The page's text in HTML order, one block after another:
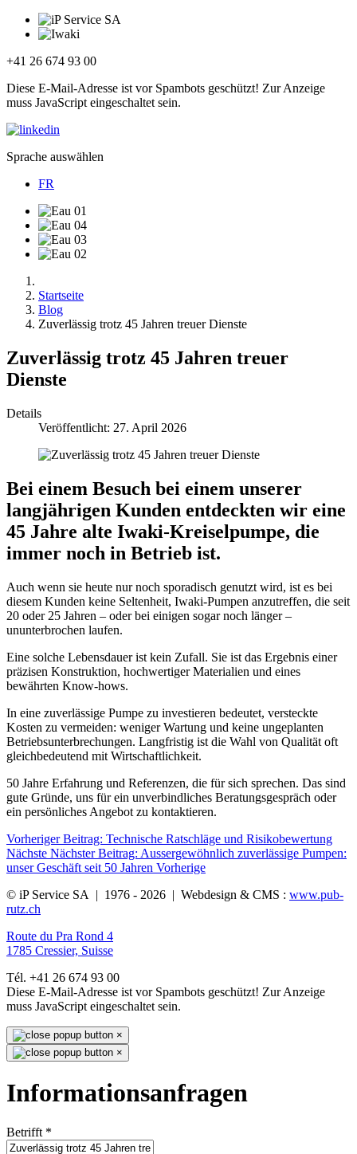
+41 26 674 93 00
Diese E-Mail-Adresse ist vor Spambots geschützt! Zur Anzeige
muss JavaScript eingeschaltet sein.
Sprache auswählen
FR
Startseite
Blog
Zuverlässig trotz 45 Jahren treuer Dienste
Zuverlässig trotz 45 Jahren treuer
Dienste
Details
Veröffentlicht: 27. April 2026
Bei einem Besuch bei einem unserer
langjährigen Kunden entdeckten wir eine
45 Jahre alte Iwaki‑Kreiselpumpe, die
immer noch in Betrieb ist.
Auch wenn sie heute nur noch sporadisch genutzt wird, ist es bei
diesem Kunden keine Seltenheit, Iwaki‑Pumpen anzutreffen, die seit
20 oder 25 Jahren – oder bei einigen sogar noch länger –
ununterbrochen laufen.
Eine solche Lebensdauer ist kein Zufall. Sie ist das Ergebnis einer
präzisen Konstruktion, hochwertiger Materialien und eines
bewährten Know‑hows.
In eine zuverlässige Pumpe zu investieren bedeutet, versteckte
Kosten zu vermeiden: weniger Wartung und keine ungeplanten
Betriebsunterbrechungen. Langfristig ist die Wahl von Qualität oft
gleichbedeutend mit Wirtschaftlichkeit.
50 Jahre Erfahrung und Referenzen, die für sich sprechen. Das sind
gute Gründe, uns für ein unverbindliches Beratungsgespräch oder
ein persönliches Angebot zu kontaktieren.
Vorheriger Beitrag: Technische Ratschläge und Risikobewertung
Nächste Nächster Beitrag: Aussergewöhnlich zuverlässige Pumpen:
unser Geschäft seit 50 Jahren Vorherige
© iP Service SA | 1976 - 2026 | Webdesign & CMS : www.pub-
rutz.ch
Route du Pra Rond 4
1785 Cressier, Suisse
Tél. +41 26 674 93 00
Diese E-Mail-Adresse ist vor Spambots geschützt! Zur Anzeige
muss JavaScript eingeschaltet sein.
×
×
Informationsanfragen
Betrifft *